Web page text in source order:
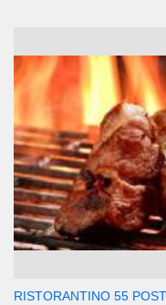
RISTORANTINO 55